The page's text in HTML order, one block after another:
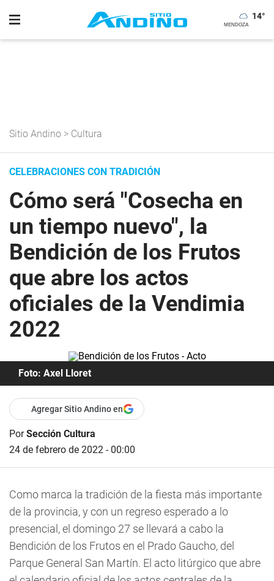
14°
Sitio Andino > Cultura
CELEBRACIONES CON TRADICIÓN
Cómo será "Cosecha en
un tiempo nuevo", la
Bendición de los Frutos
que abre los actos
oficiales de la Vendimia
2022
Foto: Axel Lloret
Agregar Sitio Andino en
PorSección Cultura
24 de febrero de 2022 - 00:00
Como marca la tradición de la fiesta más importante
de la provincia, y con un regreso esperado a lo
presencial, el domingo 27 se llevará a cabo la
Bendición de los Frutos en el Prado Gaucho, del
Parque General San Martín. El acto litúrgico que abre